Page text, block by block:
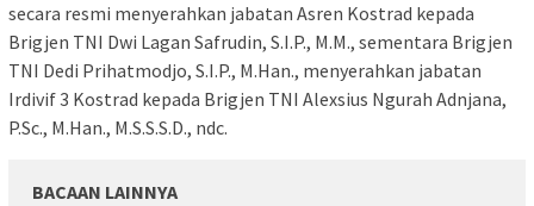
secara resmi menyerahkan jabatan Asren Kostrad kepada
Brigjen TNI Dwi Lagan Safrudin, S.I.P., M.M., sementara Brigjen
TNI Dedi Prihatmodjo, S.I.P., M.Han., menyerahkan jabatan
Irdivif 3 Kostrad kepada Brigjen TNI Alexsius Ngurah Adnjana,
P.Sc., M.Han., M.S.S.S.D., ndc.
BACAAN LAINNYA